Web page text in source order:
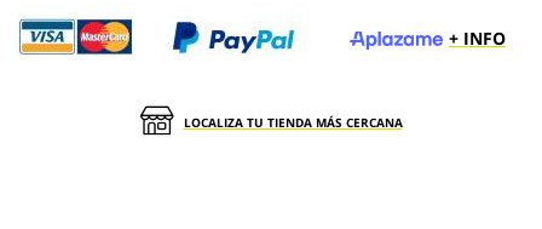
+ INFO
LOCALIZA TU TIENDA MÁS CERCANA